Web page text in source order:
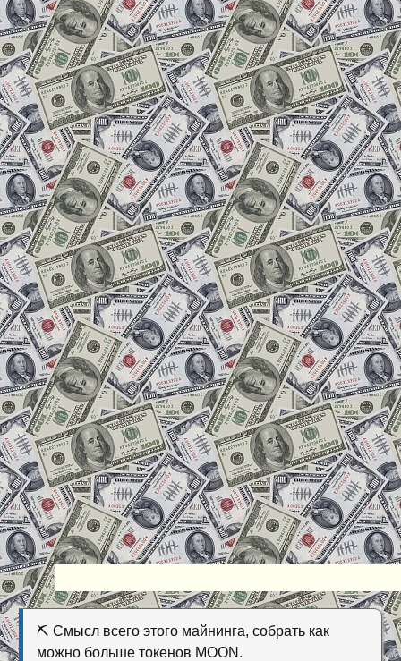
⛏ Смысл всего этого майнинга, собрать как
можно больше токенов MOON.